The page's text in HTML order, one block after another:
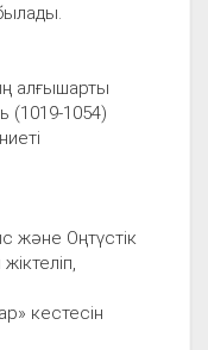
алғышарты
(1019-1054)
және Оңтүстік
кестесін